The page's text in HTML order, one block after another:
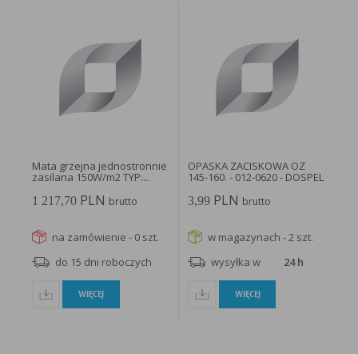
Mata grzejna jednostronnie
zasilana 150W/m2 TYP:...
1 217,70PLN brutto
na zamówienie - 0 szt.
do 15 dni roboczych
WIĘCEJ
OPASKA ZACISKOWA OZ
145-160. - 012-0620 - DOSPEL
3,99 PLN brutto
w magazynach - 2 szt.
wysyłka w
24 h
WIĘCEJ